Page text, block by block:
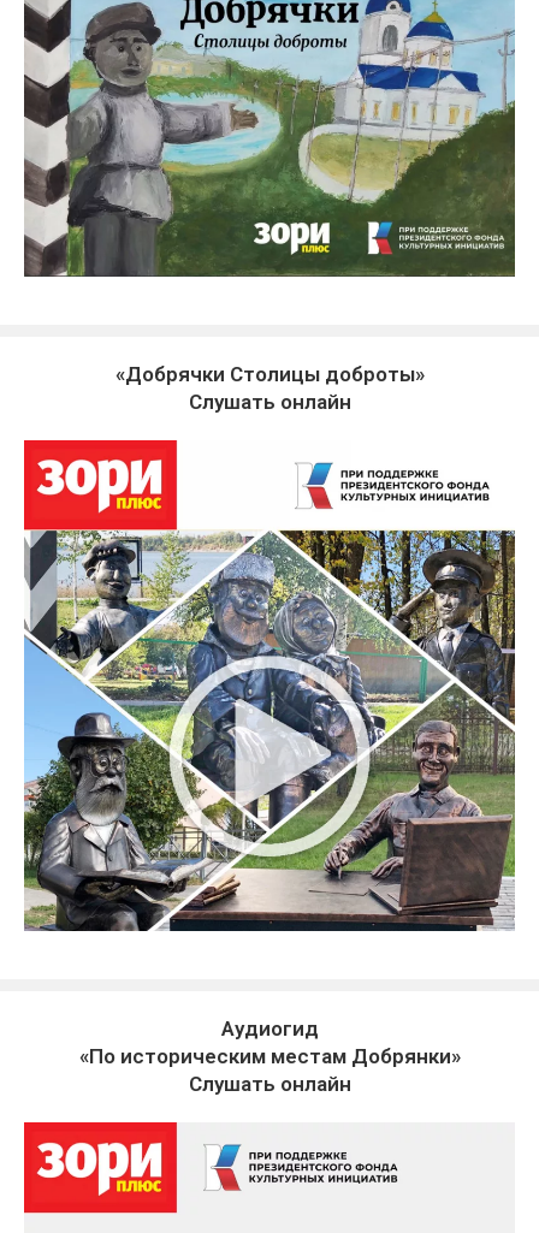
«Добрячки Столицы доброты»
Слушать онлайн
Аудиогид
«По историческим местам Добрянки»
Слушать онлайн